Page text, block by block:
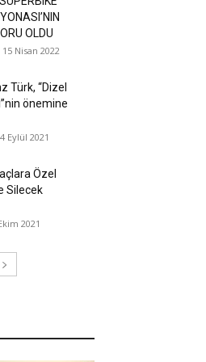
OLDU
15 Nisan 2022
Türk, “Dizel
önemine
Eylül 2021
Özel
Silecek
2021